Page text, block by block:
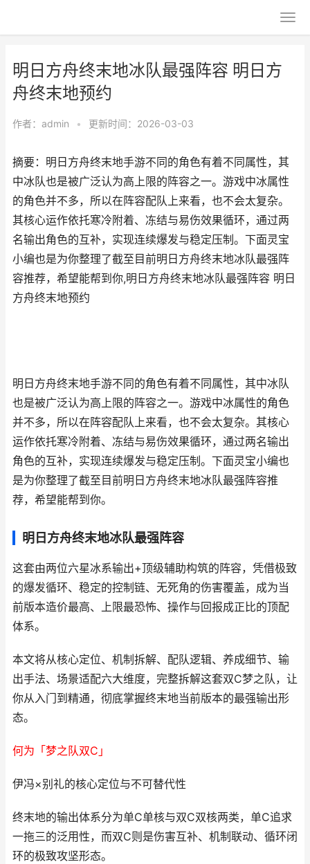
明日方舟终末地冰队最强阵容 明日方
舟终末地预约
作者： admin • 更新时间：2026-03-03
摘要：明日方舟终末地手游不同的角色有着不同属性，其
中冰队也是被广泛认为高上限的阵容之一。游戏中冰属性
的角色并不多，所以在阵容配队上来看，也不会太复杂。
其核心运作依托寒冷附着、冻结与易伤效果循环，通过两
名输出角色的互补，实现连续爆发与稳定压制。下面灵宝
小编也是为你整理了截至目前明日方舟终末地冰队最强阵
容推荐，希望能帮到你,明日方舟终末地冰队最强阵容 明日
方舟终末地预约
明日方舟终末地手游不同的角色有着不同属性，其中冰队
也是被广泛认为高上限的阵容之一。游戏中冰属性的角色
并不多，所以在阵容配队上来看，也不会太复杂。其核心
运作依托寒冷附着、冻结与易伤效果循环，通过两名输出
角色的互补，实现连续爆发与稳定压制。下面灵宝小编也
是为你整理了截至目前明日方舟终末地冰队最强阵容推
荐，希望能帮到你。
明日方舟终末地冰队最强阵容
这套由两位六星冰系输出+顶级辅助构筑的阵容，凭借极致
的爆发循环、稳定的控制链、无死角的伤害覆盖，成为当
前版本造价最高、上限最恐怖、操作与回报成正比的顶配
体系。
本文将从核心定位、机制拆解、配队逻辑、养成细节、输
出手法、场景适配六大维度，完整拆解这套双C梦之队，让
你从入门到精通，彻底掌握终末地当前版本的最强输出形
态。
何为「梦之队双C」
伊冯×别礼的核心定位与不可替代性
终末地的输出体系分为单C单核与双C双核两类，单C追求
一拖三的泛用性，而双C则是伤害互补、机制联动、循环闭
环的极致攻坚形态。